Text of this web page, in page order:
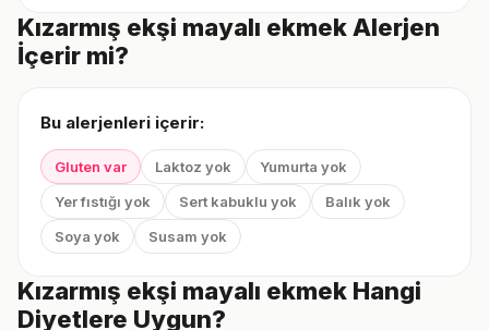
Kızarmış ekşi mayalı ekmek Alerjen
İçerir mi?
Bu alerjenleri içerir:
Gluten var Laktoz yok
Yumurta yok
Yer fıstığı yok
Sert kabuklu yok
Balık yok
Soya yok
Susam yok
Kızarmış ekşi mayalı ekmek Hangi
Diyetlere Uygun?